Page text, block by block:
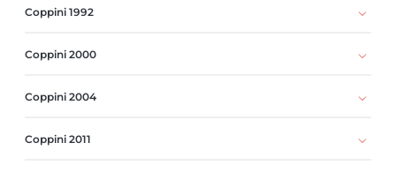
Coppini 1992
Coppini 2000
Coppini 2004
Coppini 2011